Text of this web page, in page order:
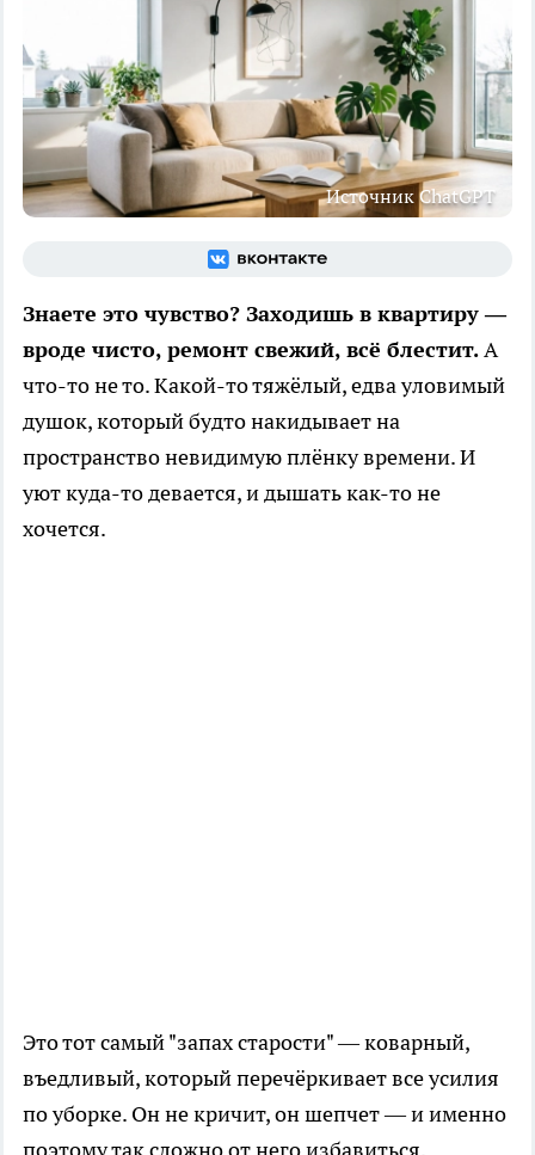
Источник ChatGPT
Знаете это чувство? Заходишь в квартиру —
вроде чисто, ремонт свежий, всё блестит.А
что-то не то. Какой-то тяжёлый, едва уловимый
душок, который будто накидывает на
пространство невидимую плёнку времени. И
уют куда-то девается, и дышать как-то не
хочется.
Это тот самый "запах старости" — коварный,
въедливый, который перечёркивает все усилия
по уборке. Он не кричит, он шепчет — и именно
поэтому так сложно от него избавиться.